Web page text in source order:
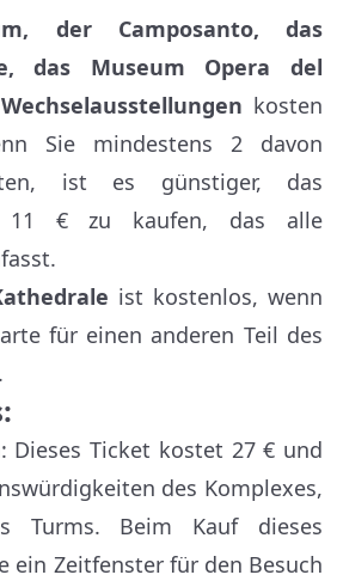
der Camposanto, das
das Museum Opera del
kosten
Sie mindestens 2 davon
ist es günstiger, das
11 € zu kaufen, das alle
ist kostenlos, wenn
für einen anderen Teil des
: Dieses Ticket kostet 27 € und
des Komplexes,
Turms. Beim Kauf dieses
ein Zeitfenster für den Besuch